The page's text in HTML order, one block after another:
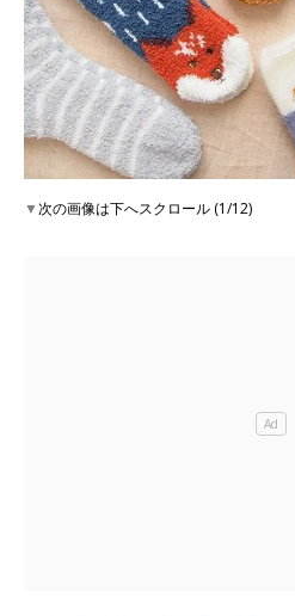
▼次の画像は下へスクロール (1/12)